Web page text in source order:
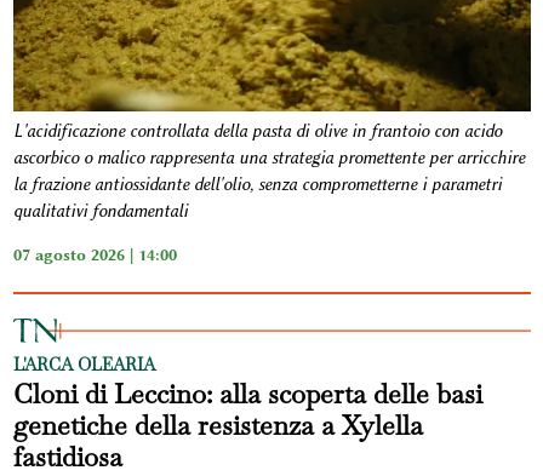
L'acidificazione controllata della pasta di olive in frantoio con acido
ascorbico o malico rappresenta una strategia promettente per arricchire
la frazione antiossidante dell'olio, senza comprometterne i parametri
qualitativi fondamentali
07 agosto 2026 | 14:00
L'ARCA OLEARIA
Cloni di Leccino: alla scoperta delle basi
genetiche della resistenza a Xylella
fastidiosa